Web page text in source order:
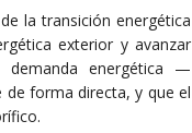
la transición energética
exterior y avanzar
demanda energética —
forma directa, y que el